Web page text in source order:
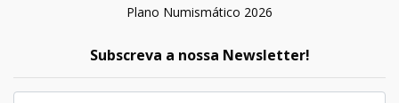
Plano Numismático 2026
Subscreva a nossa Newsletter!